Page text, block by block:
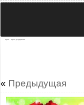
« Предыдущая